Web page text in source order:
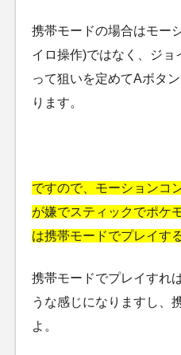
携帯モードの場合はモー
イロ操作)ではなく、ジョ
って狙いを定めてAボタ
ります。
ですので、モーションコ
が嫌でスティックでポケ
は携帯モードでプレイす
携帯モードでプレイすれ
うな感じになりますし、
よ。